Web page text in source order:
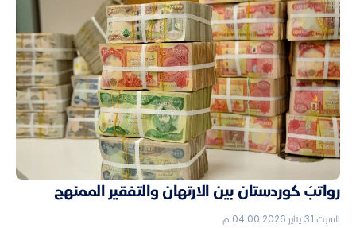
رواتبُ كوردستان بين الارتهان والتفقير الممنهج
السبت 31 يناير 2026 04:00 م